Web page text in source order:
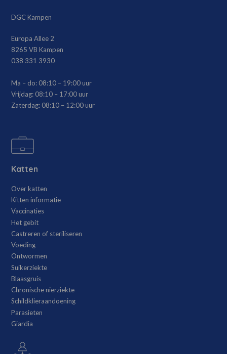
DGC Kampen
Europa Allee 2
8265 VB Kampen
038 331 3930
Ma – do: 08:10 – 19:00 uur
Vrijdag: 08:10 – 17:00 uur
Zaterdag: 08:10 – 12:00 uur
Katten
Over katten
Kitten informatie
Vaccinaties
Het gebit
Castreren of steriliseren
Voeding
Ontwormen
Suikerziekte
Blaasgruis
Chronische nierziekte
Schildklieraandoening
Parasieten
Giardia